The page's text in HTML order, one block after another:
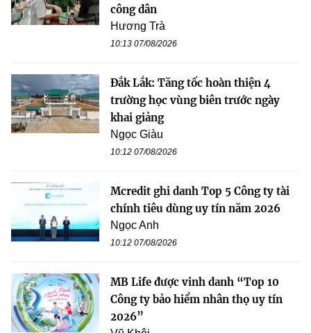
công dân
Hương Trà
10:13 07/08/2026
Đắk Lắk: Tăng tốc hoàn thiện 4
trường học vùng biên trước ngày
khai giảng
Ngọc Giàu
10:12 07/08/2026
Mcredit ghi danh Top 5 Công ty tài
chính tiêu dùng uy tín năm 2026
Ngọc Anh
10:12 07/08/2026
MB Life được vinh danh “Top 10
Công ty bảo hiểm nhân thọ uy tín
2026”